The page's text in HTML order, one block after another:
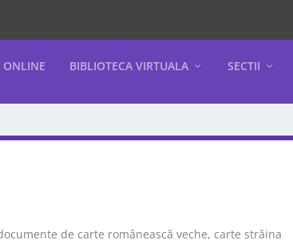
ONLINE BIBLIOTECA VIRTUALA SECTII
de carte românească veche, carte străina